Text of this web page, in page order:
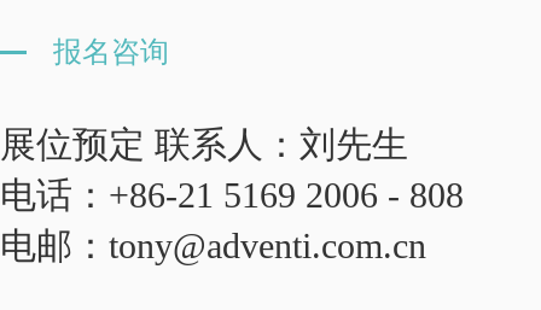
报名咨询
展位预定 联系人：刘先生
电话：+86-21 5169 2006 - 808
电邮：tony@adventi.com.cn